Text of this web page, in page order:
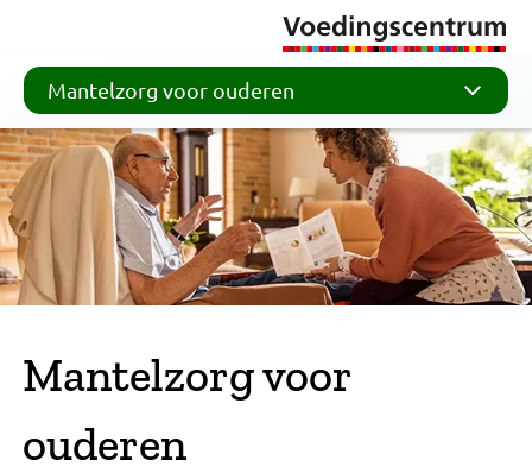
Mantelzorg voor
ouderen
Mantelzorg voor ouderen